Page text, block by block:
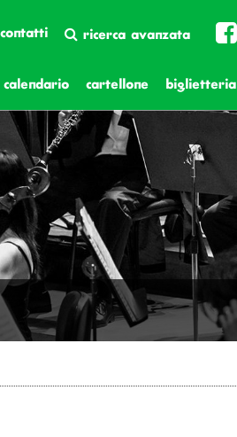
contatti ricerca avanzata
calendario cartellone biglietteria